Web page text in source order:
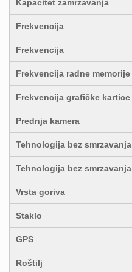
Kapacitet zamrzavanja
Frekvencija
Frekvencija
Frekvencija radne memorije
Frekvencija grafičke kartice
Prednja kamera
Tehnologija bez smrzavanja
Tehnologija bez smrzavanja
Vrsta goriva
Staklo
GPS
Roštilj